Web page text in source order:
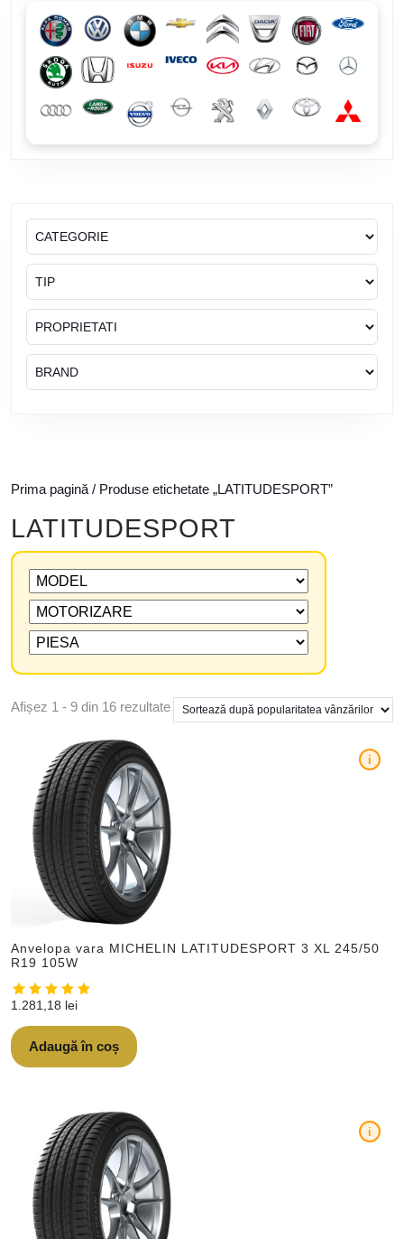
Prima pagină / Produse etichetate „LATITUDESPORT”
LATITUDESPORT
Afișez 1 - 9 din 16 rezultate
Anvelopa vara MICHELIN LATITUDESPORT 3 XL 245/50
R19 105W
i
1.281,18 lei
Adaugă în coș
i